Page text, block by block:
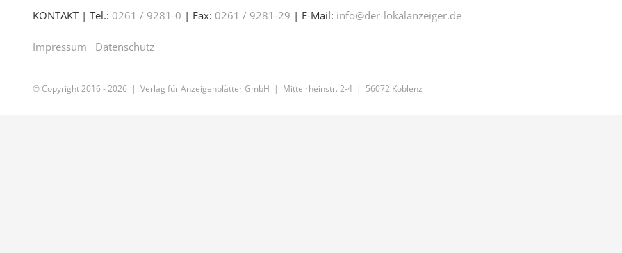
KONTAKT | Tel.: 0261 / 9281-0 | Fax: 0261 / 9281-29 | E-Mail: info@der-lokalanzeiger.de
Impressum Datenschutz
© Copyright 2016 -2026 | Verlag für Anzeigenblätter GmbH | Mittelrheinstr. 2-4 | 56072 Koblenz